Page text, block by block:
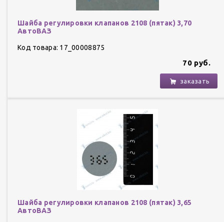
Шайба регулировки клапанов 2108 (пятак) 3,70
АвтоВАЗ
Код товара: 17_00008875
70 руб.
заказать
Шайба регулировки клапанов 2108 (пятак) 3,65
АвтоВАЗ